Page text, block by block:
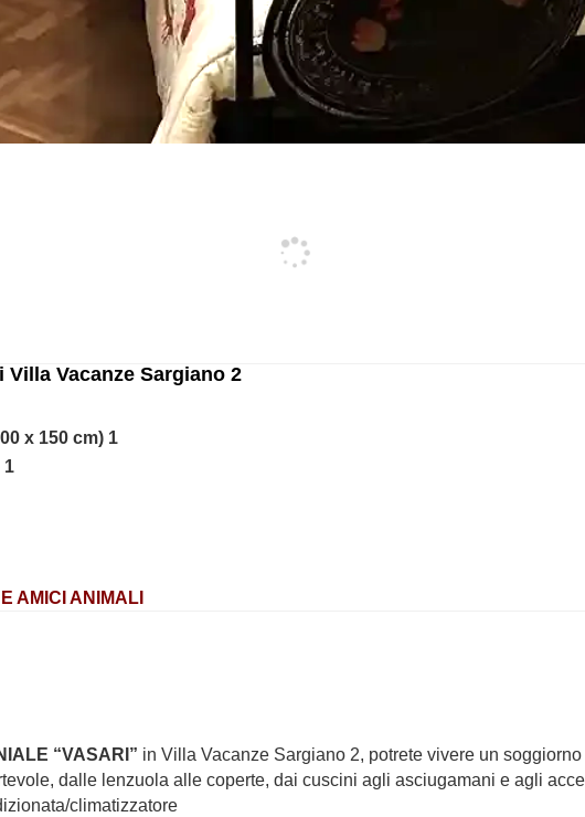
Villa Vacanze Sargiano 2
1 letto matrimoniale alla francese (200 x 150 cm)
1 bagno con vasca idromassaggio
AMICI ANIMALI
“VASARI” in Villa Vacanze Sargiano 2, potrete vivere un
dalle lenzuola alle coperte, dai cuscini agli asciugamani e agli
climatizzatore